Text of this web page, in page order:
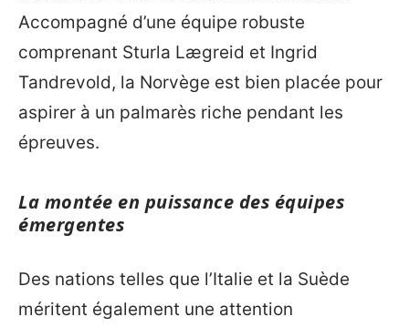
Accompagné d’une équipe robuste
comprenant Sturla Lægreid et Ingrid
Tandrevold, la Norvège est bien placée pour
aspirer à un palmarès riche pendant les
épreuves.
La montée en puissance des équipes
émergentes
Des nations telles que l’Italie et la Suède
méritent également une attention